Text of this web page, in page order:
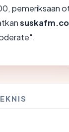
pemeriksaan